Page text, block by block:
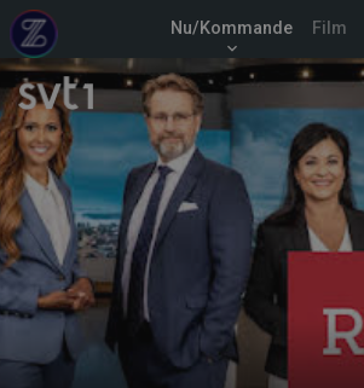
Nu/Kommande
keyboard_arrow_down
Film